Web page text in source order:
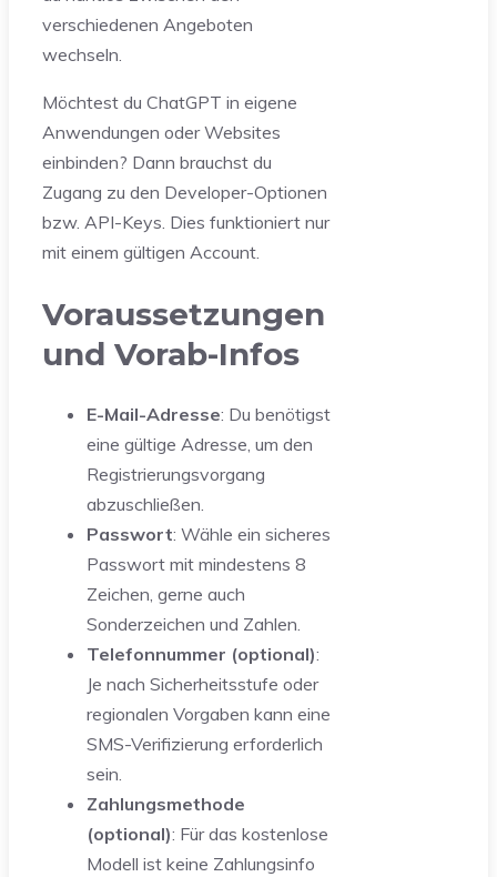
verschiedenen Angeboten
wechseln.
Möchtest du ChatGPT in eigene
Anwendungen oder Websites
einbinden? Dann brauchst du
Zugang zu den Developer-Optionen
bzw. API-Keys. Dies funktioniert nur
mit einem gültigen Account.
Voraussetzungen
und Vorab-Infos
E-Mail-Adresse: Du benötigst
eine gültige Adresse, um den
Registrierungsvorgang
abzuschließen.
Passwort: Wähle ein sicheres
Passwort mit mindestens 8
Zeichen, gerne auch
Sonderzeichen und Zahlen.
Telefonnummer (optional):
Je nach Sicherheitsstufe oder
regionalen Vorgaben kann eine
SMS-Verifizierung erforderlich
sein.
Zahlungsmethode
(optional): Für das kostenlose
Modell ist keine Zahlungsinfo